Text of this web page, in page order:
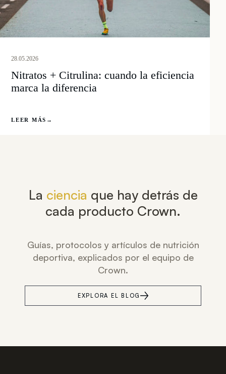
28.05.2026
Nitratos + Citrulina: cuando la eficiencia
marca la diferencia
LEER MÁS →
La ciencia que hay detrás de
cada producto Crown.
Guías, protocolos y artículos de nutrición
deportiva, explicados por el equipo de
Crown.
EXPLORA EL BLOG